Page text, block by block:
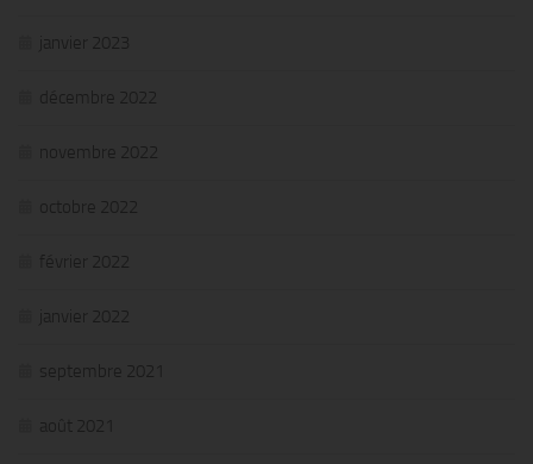
janvier 2023
décembre 2022
novembre 2022
octobre 2022
février 2022
janvier 2022
septembre 2021
août 2021